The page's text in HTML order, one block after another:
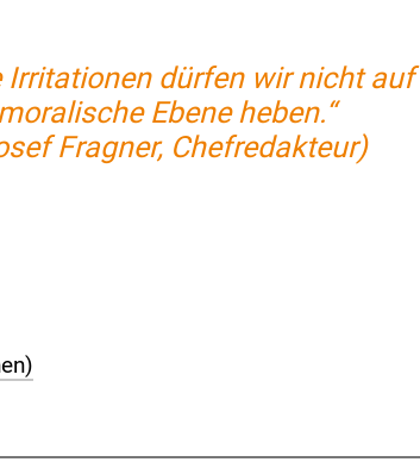
Irritationen dürfen wir nicht auf
Ebene heben.“
Fragner,‭ ‬Chefredakteur)